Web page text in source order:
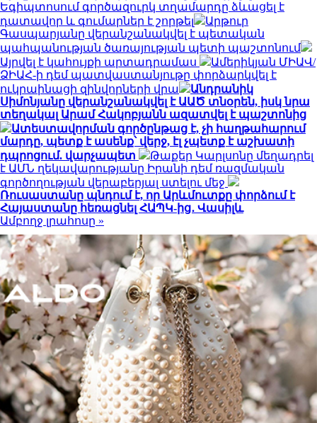
Եգիպտոսում գործազուրկ տղամարդը ձևացել է
դատավոր և գումարներ է շորթել
Արթուր
Գասպարյանը վերանշանակվել է պետական
պահպանության ծառայության պետի պաշտոնում
Այրվել է կահույքի արտադրամաս
Ամերիկյան ՄԻԱՎ/
ՁԻԱՀ-ի դեմ պատվաստանյութը փորձարկվել է
ուկրաինացի զինվորների վրա
Անդրանիկ
Սիմոնյանը վերանշանակվել է ԱԱԾ տնօրեն, իսկ նրա
տեղակալ Արամ Հակոբյանն ազատվել է պաշտոնից
Ատեստավորման գործընթաց է, չի հաղթահարում
մարդը, պետք է ասենք՝ վերջ, էլ չպետք է աշխատի
դպրոցում. վարչապետ
Թաքեր Կարլսոնը մեղադրել
է ԱՄՆ ղեկավարությանը Իրանի դեմ ռազմական
գործողության վերաբերյալ ստելու մեջ
Ռուսաստանը պնդում է, որ Արևմուտքը փորձում է
Հայաստանը հեռացնել ՀԱՊԿ-ից․ Վասիլև
Ամբողջ լրահոսը »